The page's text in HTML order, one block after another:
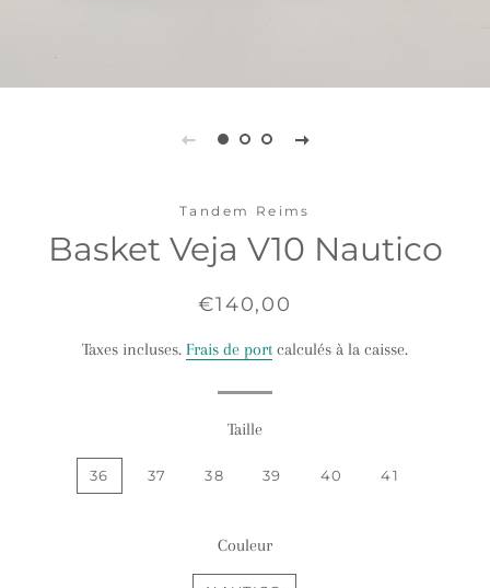
Tandem Reims
Basket Veja V10 Nautico
Prix
Prix
€140,00
Taxes incluses. Frais de port calculés à la caisse.
Taille
36 37 38 39 40 41
Couleur